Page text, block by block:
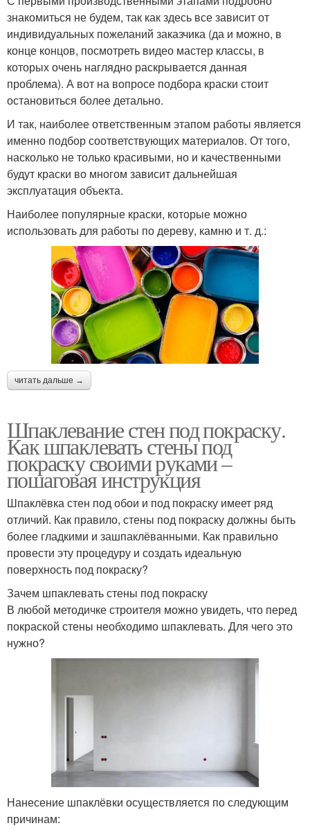
знакомиться не будем, так как здесь все зависит от
индивидуальных пожеланий заказчика (да и можно, в
конце концов, посмотреть видео мастер классы, в
которых очень наглядно раскрывается данная
проблема). А вот на вопросе подбора краски стоит
остановиться более детально.
И так, наиболее ответственным этапом работы является
именно подбор соответствующих материалов. От того,
насколько не только красивыми, но и качественными
будут краски во многом зависит дальнейшая
эксплуатация объекта.
Наиболее популярные краски, которые можно
использовать для работы по дереву, камню и т. д.:
читать дальше →
Шпаклевание стен под покраску.
Как шпаклевать стены под
покраску своими руками –
пошаговая инструкция
Шпаклёвка стен под обои и под покраску имеет ряд
отличий. Как правило, стены под покраску должны быть
более гладкими и зашпаклёванными. Как правильно
провести эту процедуру и создать идеальную
поверхность под покраску?
Зачем шпаклевать стены под покраску
В любой методичке строителя можно увидеть, что перед
покраской стены необходимо шпаклевать. Для чего это
нужно?
Нанесение шпаклёвки осуществляется по следующим
причинам: